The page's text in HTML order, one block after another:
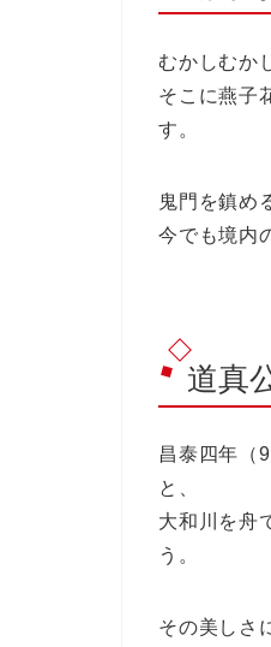
むかしむか
そこに燕子
す。
鬼門を鎮め
今でも境内
道真
昌泰四年（
と、
大和川を舟
う。
その美しさ